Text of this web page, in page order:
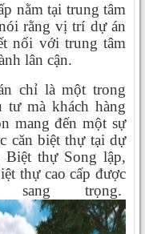
nằm tại trung tâm
rằng vị trí dự án
nối với trung tâm
lân cận.
chỉ là một trong
tư mà khách hàng
mang đến một sự
căn biệt thự tại dự
thự Song lập,
thự cao cấp được
trọng.